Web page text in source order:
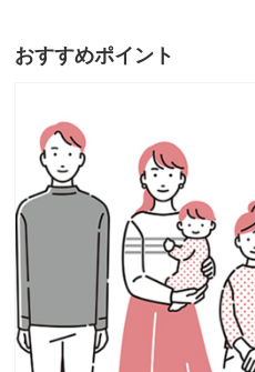
おすすめポイント